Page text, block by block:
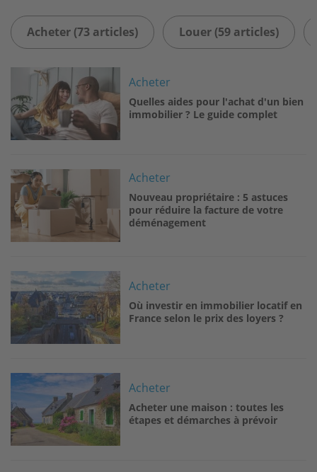
Acheter (73 articles) Louer (59 articles)
Image
Acheter
Quelles aides pour l'achat d'un bien
immobilier ? Le guide complet
Image Acheter
Nouveau propriétaire : 5 astuces
pour réduire la facture de votre
déménagement
Acheter
Où investir en immobilier locatif en
France selon le prix des loyers ?
Image
Acheter
Acheter une maison : toutes les
étapes et démarches à prévoir